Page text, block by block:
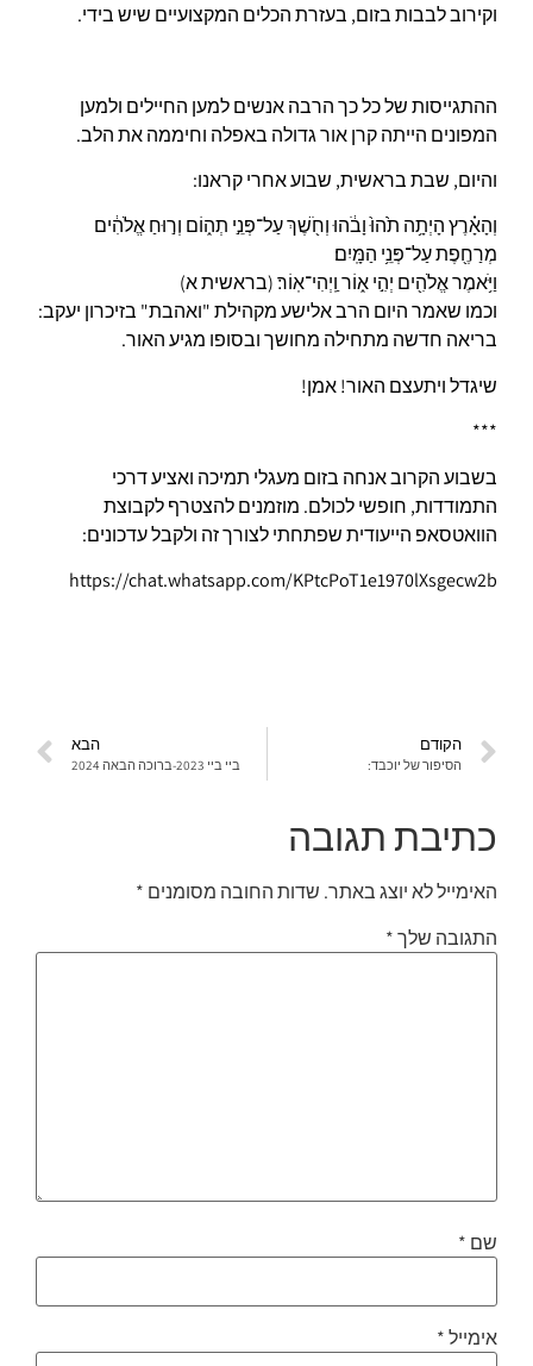
וקירוב לבבות בזום, בעזרת הכלים המקצועיים שיש בידי.
ההתגייסות של כל כך הרבה אנשים למען החיילים ולמען
המפונים הייתה קרן אור גדולה באפלה וחיממה את הלב.
והיום, שבת בראשית, שבוע אחרי קראנו:
וְהָאָ֗רֶץ הָיְתָ֥ה תֹ֙הוּ֙ וָבֹ֔הוּ וְחֹ֖שֶׁךְ עַל־פְּנֵ֣י תְה֑וֹם וְר֣וּחַ אֱלֹהִ֔ים
מְרַחֶ֖פֶת עַל־פְּנֵ֥י הַמָּֽיִם׃
וַיֹּ֥אמֶר אֱלֹהִ֖ים יְהִ֣י א֑וֹר וַֽיְהִי־אֽוֹר׃ (בראשית א)
וכמו שאמר היום הרב אלישע מקהילת "ואהבת" בזיכרון יעקב:
בריאה חדשה מתחילה מחושך ובסופו מגיע האור.
שיגדל ויתעצם האור! אמן!
***
בשבוע הקרוב אנחה בזום מעגלי תמיכה ואציע דרכי
התמודדות, חופשי לכולם. מוזמנים להצטרף לקבוצת
הוואטסאפ הייעודית שפתחתי לצורך זה ולקבל עדכונים:
https://chat.whatsapp.com/KPtcPoT1e1970lXsgecw2b
הקודם
הסיפור של יוכבד:
הבא
ביי ביי 2023-ברוכה הבאה 2024
כתיבת תגובה
האימייל לא יוצג באתר. שדות החובה מסומנים *
התגובה שלך*
שם *
אימייל*